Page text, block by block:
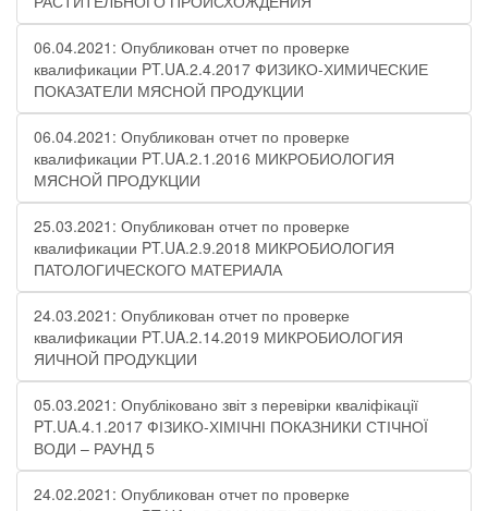
06.04.2021: Опубликован отчет по проверке
квалификации PT.UA.2.4.2017 ФИЗИКО-ХИМИЧЕСКИЕ
ПОКАЗАТЕЛИ МЯСНОЙ ПРОДУКЦИИ
06.04.2021: Опубликован отчет по проверке
квалификации PT.UA.2.1.2016 МИКРОБИОЛОГИЯ
МЯСНОЙ ПРОДУКЦИИ
25.03.2021: Опубликован отчет по проверке
квалификации PT.UA.2.9.2018 МИКРОБИОЛОГИЯ
ПАТОЛОГИЧЕСКОГО МАТЕРИАЛА
24.03.2021: Опубликован отчет по проверке
квалификации PT.UA.2.14.2019 МИКРОБИОЛОГИЯ
ЯИЧНОЙ ПРОДУКЦИИ
05.03.2021: Опубліковано звіт з перевірки кваліфікації
PT.UA.4.1.2017 ФІЗИКО-ХІМІЧНІ ПОКАЗНИКИ СТІЧНОЇ
ВОДИ – РАУНД 5
24.02.2021: Опубликован отчет по проверке